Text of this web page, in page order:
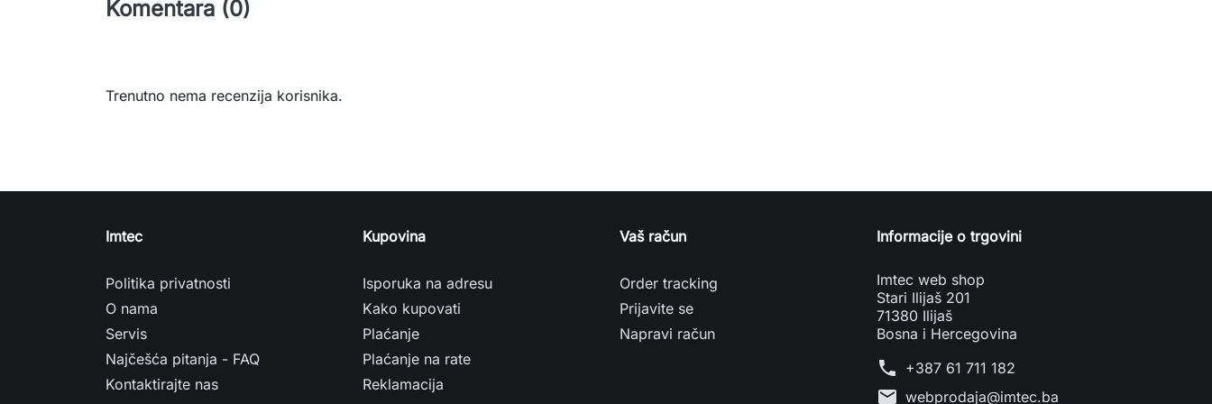
Komentara (0)
Trenutno nema recenzija korisnika.
Imtec
Politika privatnosti
O nama
Servis
Najčešća pitanja - FAQ
Kontaktirajte nas
Kupovina
Isporuka na adresu
Kako kupovati
Plaćanje
Plaćanje na rate
Reklamacija
Vaš račun
Order tracking
Prijavite se
Napravi račun
Informacije o trgovini
Imtec web shop
Stari Ilijaš 201
71380 Ilijaš
Bosna i Hercegovina
phone +387 61 711 182
mail webprodaja@imtec.ba